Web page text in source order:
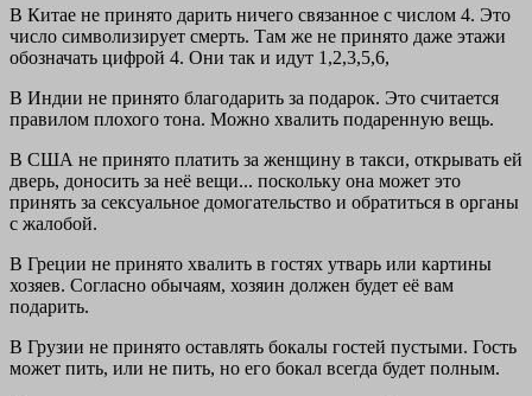
В Китае не принято дарить ничего связанное с числом 4. Это
число символизирует смерть. Там же не принято даже этажи
обозначать цифрой 4. Они так и идут 1,2,3,5,6,
В Индии не принято благодарить за подарок. Это считается
правилом плохого тона. Можно хвалить подаренную вещь.
В США не принято платить за женщину в такси, открывать ей
дверь, доносить за неё вещи... поскольку она может это
принять за сексуальное домогательство и обратиться в органы
с жалобой.
В Греции не принято хвалить в гостях утварь или картины
хозяев. Согласно обычаям, хозяин должен будет её вам
подарить.
В Грузии не принято оставлять бокалы гостей пустыми. Гость
может пить, или не пить, но его бокал всегда будет полным.